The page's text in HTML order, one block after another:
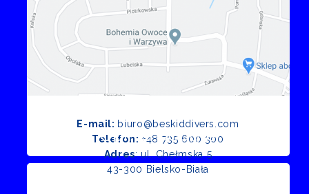
E-mail: biuro@beskiddivers.com
Telefon: +48 735 600 300
Adres: ul. Chełmska 5
43-300 Bielsko-Biała
Opinie Google